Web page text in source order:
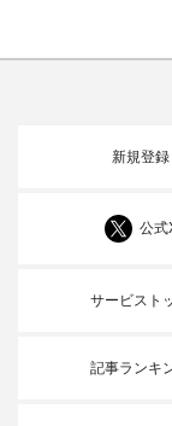
新規登録
公式
サービスト
記事ランキ